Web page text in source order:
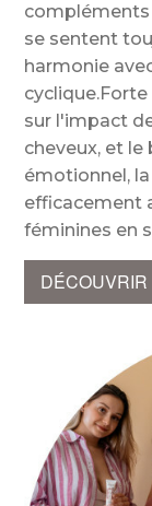
se sentent
harmonie
sur l'impact
cheveux, et
émotionnel,
efficacement
féminines en